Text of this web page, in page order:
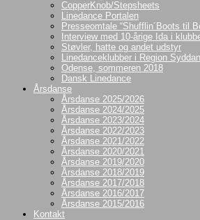
CopperKnob/Stepsheets
Linedance Portalen
Presseomtale “Shufflin´Boots til
Interview med 10-årige Ida i
Støvler, hatte og andet udstyr
Linedanceklubber i Region
Odense, sommeren 2018
Dansk Linedance
Årsdanse
Årsdanse 2025/2026
Årsdanse 2024/2025
Årsdanse 2023/2024
Årsdanse 2022/2023
Årsdanse 2021/2022
Årsdanse 2020/2021
Årsdanse 2019/2020
Årsdanse 2018/2019
Årsdanse 2017/2018
Årsdanse 2016/2017
Årsdanse 2015/2016
Kontakt